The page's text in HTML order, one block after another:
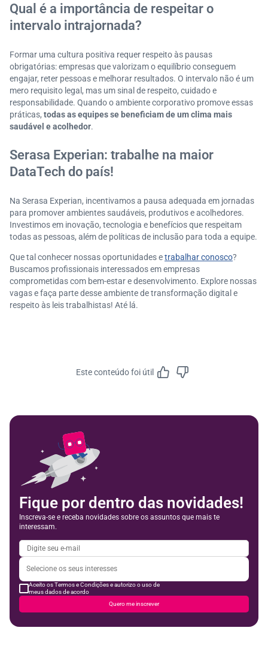
Qual é a importância de respeitar o
intervalo intrajornada?
Formar uma cultura positiva requer respeito às pausas
obrigatórias: empresas que valorizam o equilíbrio conseguem
engajar, reter pessoas e melhorar resultados. O intervalo não é um
mero requisito legal, mas um sinal de respeito, cuidado e
responsabilidade. Quando o ambiente corporativo promove essas
práticas, todas as equipes se beneficiam de um clima mais
saudável e acolhedor.
Serasa Experian: trabalhe na maior
DataTech do país!
Na Serasa Experian, incentivamos a pausa adequada em jornadas
para promover ambientes saudáveis, produtivos e acolhedores.
Investimos em inovação, tecnologia e benefícios que respeitam
todas as pessoas, além de políticas de inclusão para toda a equipe.
Que tal conhecer nossas oportunidades etrabalhar conosco?
Buscamos profissionais interessados em empresas
comprometidas com bem-estar e desenvolvimento. Explore nossas
vagas e faça parte desse ambiente de transformação digital e
respeito às leis trabalhistas! Até lá.
Este conteúdo foi útil
Fique por dentro das novidades!
Inscreva-se e receba novidades sobre os assuntos que mais te
interessam.
Aceito os Termos e Condições e autorizo o uso de
meus dados de acordo
Quero me inscrever